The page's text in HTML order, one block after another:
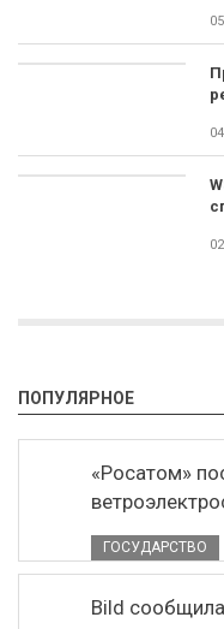
ПОПУЛЯРНОЕ
«Росатом»
ГОСУДАРСТВО
Bild